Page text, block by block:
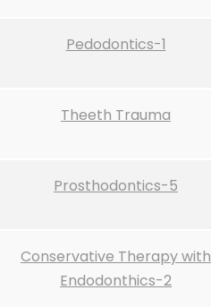
Pedodontics-1
Theeth Trauma
Prosthodontics-5
Conservative Therapy with
Endodonthics-2